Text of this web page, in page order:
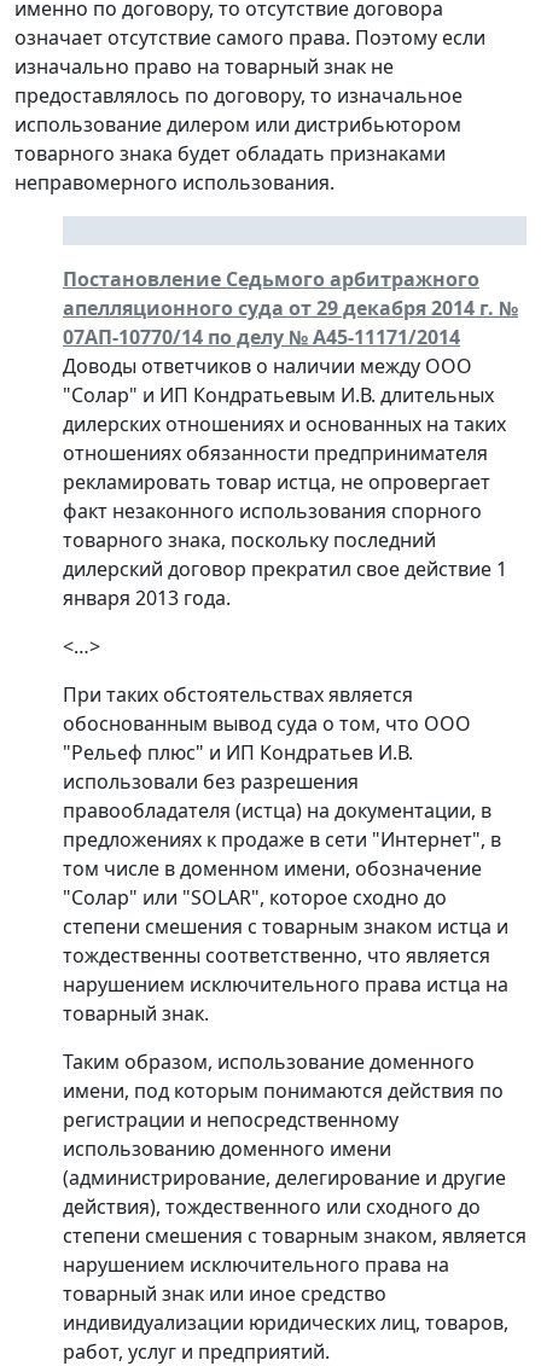
именно по договору, то отсутствие договора
означает отсутствие самого права. Поэтому если
изначально право на товарный знак не
предоставлялось по договору, то изначальное
использование дилером или дистрибьютором
товарного знака будет обладать признаками
неправомерного использования.
Постановление Седьмого арбитражного
апелляционного суда от 29 декабря 2014 г. №
07АП-10770/14 по делу № А45-11171/2014
Доводы ответчиков о наличии между ООО
"Солар" и ИП Кондратьевым И.В. длительных
дилерских отношениях и основанных на таких
отношениях обязанности предпринимателя
рекламировать товар истца, не опровергает
факт незаконного использования спорного
товарного знака, поскольку последний
дилерский договор прекратил свое действие 1
января 2013 года.
<…>
При таких обстоятельствах является
обоснованным вывод суда о том, что ООО
"Рельеф плюс" и ИП Кондратьев И.В.
использовали без разрешения
правообладателя (истца) на документации, в
предложениях к продаже в сети "Интернет", в
том числе в доменном имени, обозначение
"Солар" или "SOLAR", которое сходно до
степени смешения с товарным знаком истца и
тождественны соответственно, что является
нарушением исключительного права истца на
товарный знак.
Таким образом, использование доменного
имени, под которым понимаются действия по
регистрации и непосредственному
использованию доменного имени
(администрирование, делегирование и другие
действия), тождественного или сходного до
степени смешения с товарным знаком, является
нарушением исключительного права на
товарный знак или иное средство
индивидуализации юридических лиц, товаров,
работ, услуг и предприятий.